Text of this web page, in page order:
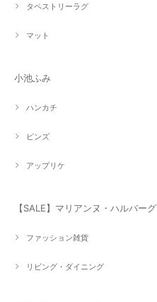
タペストリーラグ
マット
小池ふみ
ハンカチ
ピンズ
アップリケ
【SALE】マリアンヌ・ハルバーグ
ファッション雑貨
リビング・ダイニング